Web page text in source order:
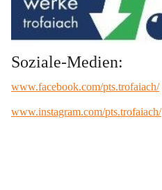
Soziale-Medien:
www.facebook.com/pts.trofaiach/
www.instagram.com/pts.trofaiach/